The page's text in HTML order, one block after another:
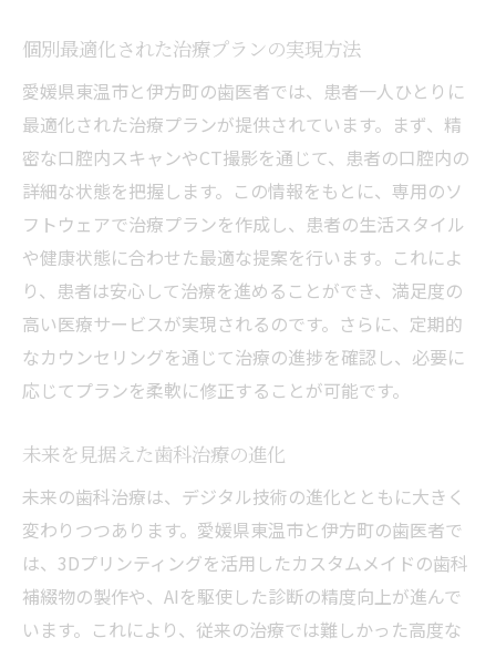
個別最適化された治療プランの実現方法
愛媛県東温市と伊方町の歯医者では、患者一人ひとりに
最適化された治療プランが提供されています。まず、精
密な口腔内スキャンやCT撮影を通じて、患者の口腔内の
詳細な状態を把握します。この情報をもとに、専用のソ
フトウェアで治療プランを作成し、患者の生活スタイル
や健康状態に合わせた最適な提案を行います。これによ
り、患者は安心して治療を進めることができ、満足度の
高い医療サービスが実現されるのです。さらに、定期的
なカウンセリングを通じて治療の進捗を確認し、必要に
応じてプランを柔軟に修正することが可能です。
未来を見据えた歯科治療の進化
未来の歯科治療は、デジタル技術の進化とともに大きく
変わりつつあります。愛媛県東温市と伊方町の歯医者で
は、3Dプリンティングを活用したカスタムメイドの歯科
補綴物の製作や、AIを駆使した診断の精度向上が進んで
います。これにより、従来の治療では難しかった高度な